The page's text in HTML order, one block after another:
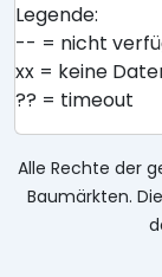
Legende:
-- = nicht
xx = keine
?? = timeout
Alle Rechte der
Baumärkten.